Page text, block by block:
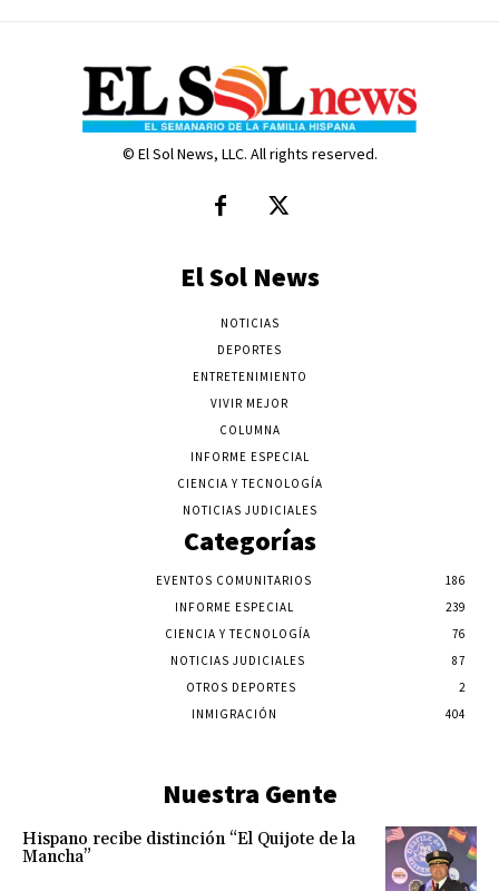
© El Sol News, LLC. All rights reserved.
El Sol News
NOTICIAS
DEPORTES
ENTRETENIMIENTO
VIVIR MEJOR
COLUMNA
INFORME ESPECIAL
CIENCIA Y TECNOLOGÍA
NOTICIAS JUDICIALES
Categorías
EVENTOS COMUNITARIOS
186
INFORME ESPECIAL
239
CIENCIA Y TECNOLOGÍA
76
NOTICIAS JUDICIALES
87
OTROS DEPORTES
2
INMIGRACIÓN
404
Nuestra Gente
Hispano recibe distinción “El Quijote de la
Mancha”